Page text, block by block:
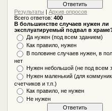
Результаты |Архив опросов
Всего ответов:400
В большинстве случаев нужен ли
эксплуатируемый подвал в
Да нужен (под всем зданием)
Как правило, нужен
В половине случаев нужен, в
нет
Нужен небольшой (не под всем
Нужен маленький (для
счетчиков и т.п.)
Как правило, не нужен
Не нужен